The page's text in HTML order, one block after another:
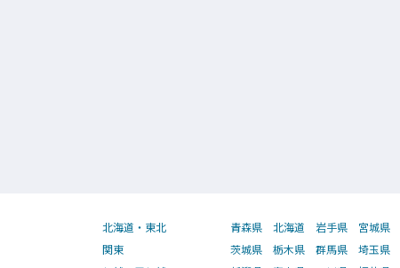
北海道・東北 青森県 北海道 岩手県 宮城県
関東
茨城県 栃木県 群馬県 埼玉県